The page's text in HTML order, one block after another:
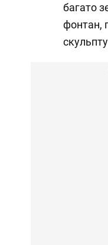
багато
фонтан,